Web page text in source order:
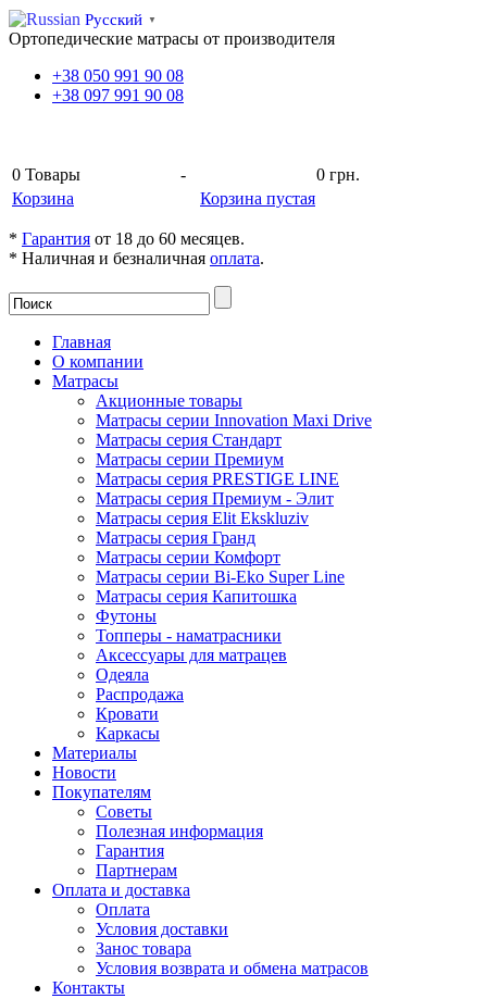
Русский ▼
Ортопедические матрасы от производителя
+38 050 991 90 08
+38 097 991 90 08
0 Товары -
0 грн.
Корзина
Корзина пустая
* Гарантия от 18 до 60 месяцев.
* Наличная и безналичная оплата.
Главная
О компании
Матрасы
Акционные товары
Матрасы серии Innovation Maxi Drive
Матрасы серия Стандарт
Матрасы серии Премиум
Матрасы серия PRESTIGE LINE
Матрасы серия Премиум - Элит
Матрасы серия Elit Ekskluziv
Матрасы серия Гранд
Матрасы серии Комфорт
Матрасы серии Bi-Eko Super Line
Матрасы серия Капитошка
Футоны
Топперы - наматрасники
Аксессуары для матрацев
Одеяла
Распродажа
Кровати
Каркасы
Материалы
Новости
Покупателям
Советы
Полезная информация
Гарантия
Партнерам
Оплата и доставка
Оплата
Условия доставки
Занос товара
Условия возврата и обмена матрасов
Контакты